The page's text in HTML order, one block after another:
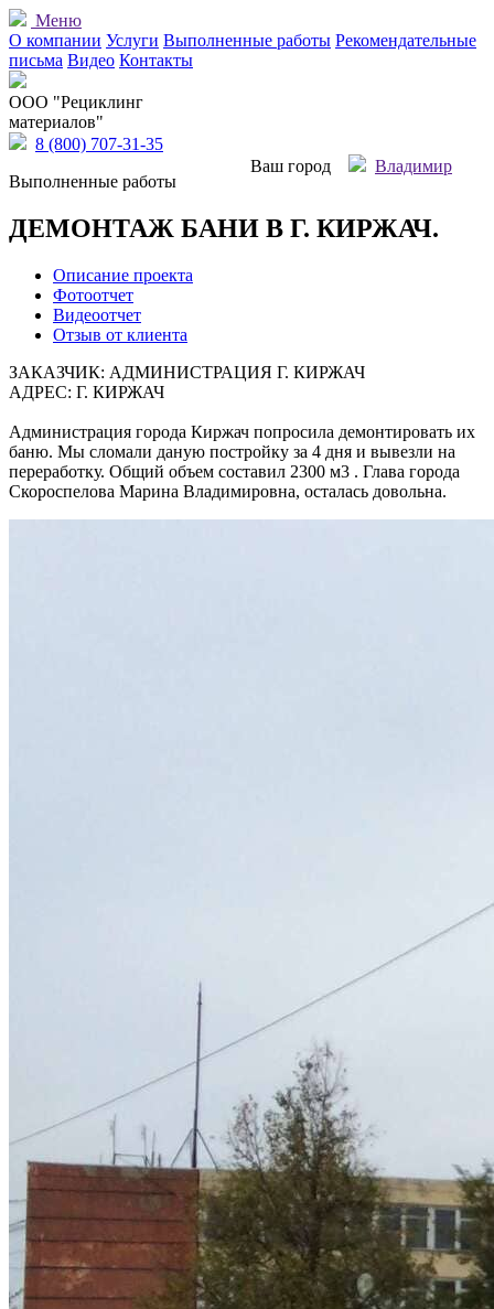
Меню
О компании Услуги Выполненные работы Рекомендательные
письма Видео Контакты
OOO "Рециклинг
материалов"
8 (800) 707-31-35
Ваш город
Владимир
Выполненные работы
ДЕМОНТАЖ БАНИ В Г. КИРЖАЧ.
Описание проекта
Фотоотчет
Видеоотчет
Отзыв от клиента
ЗАКАЗЧИК: АДМИНИСТРАЦИЯ Г. КИРЖАЧ
АДРЕС: Г. КИРЖАЧ
Администрация города Киржач попросила демонтировать их
баню. Мы сломали даную постройку за 4 дня и вывезли на
переработку. Общий объем составил 2300 м3 . Глава города
Скороспелова Марина Владимировна, осталась довольна.